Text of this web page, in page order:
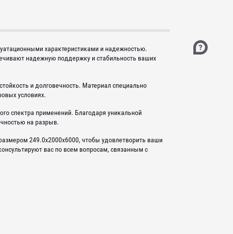
характеристиками и надежностью.
надежную поддержку и стабильность ваших
и долговечность. Материал специально
условиях.
спектра применений. Благодаря уникальной
на разрыв.
249.0x2000x6000, чтобы удовлетворить ваши
вас по всем вопросам, связанным с